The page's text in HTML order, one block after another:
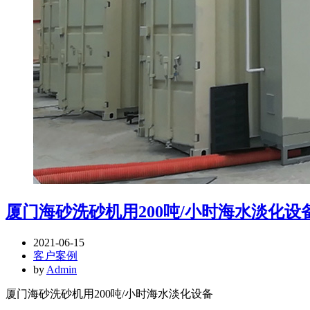
厦门海砂洗砂机用200吨/小时海水淡化设
2021-06-15
客户案例
by Admin
厦门海砂洗砂机用200吨/小时海水淡化设备